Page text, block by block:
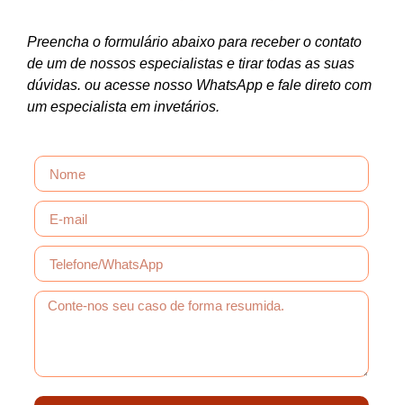
Preencha o formulário abaixo para receber o contato
de um de nossos especialistas e tirar todas as suas
dúvidas. ou acesse nosso WhatsApp e fale direto com
um especialista em invetários.